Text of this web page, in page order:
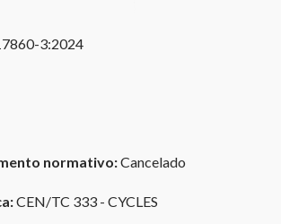
3:2024
normativo:Cancelado
CEN/TC 333 - CYCLES